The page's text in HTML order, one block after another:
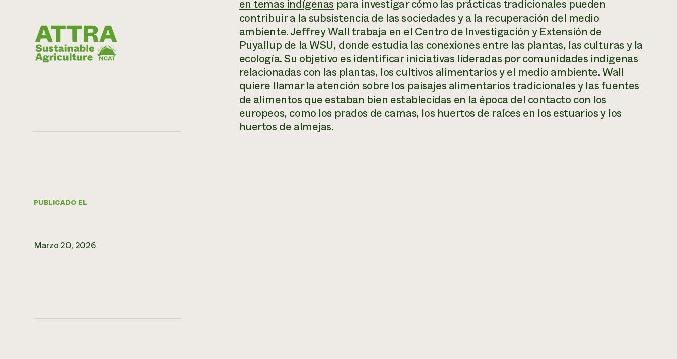
PUBLICADO EL
Marzo 20, 2026
en temas indígenas para investigar cómo las prácticas tradicionales pueden
contribuir a la subsistencia de las sociedades y a la recuperación del medio
ambiente. Jeffrey Wall trabaja en el Centro de Investigación y Extensión de
Puyallup de la WSU, donde estudia las conexiones entre las plantas, las culturas y la
ecología. Su objetivo es identificar iniciativas lideradas por comunidades indígenas
relacionadas con las plantas, los cultivos alimentarios y el medio ambiente. Wall
quiere llamar la atención sobre los paisajes alimentarios tradicionales y las fuentes
de alimentos que estaban bien establecidas en la época del contacto con los
europeos, como los prados de camas, los huertos de raíces en los estuarios y los
huertos de almejas.